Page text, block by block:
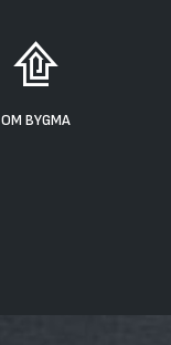
OM BYGMA